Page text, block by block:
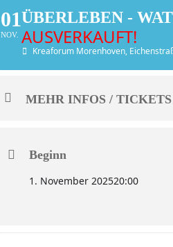
01
NOV.
ÜBERLEBEN -
AUSVERKAUFT!
Kreaforum Morenhoven,
MEHR INFOS / TICKETS
Beginn
1. November 202520:00